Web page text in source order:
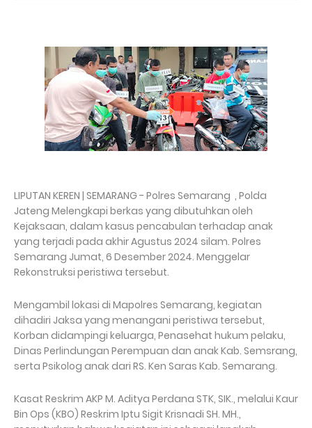
LIPUTAN KEREN | SEMARANG - Polres Semarang , Polda
Jateng Melengkapi berkas yang dibutuhkan oleh
Kejaksaan, dalam kasus pencabulan terhadap anak
yang terjadi pada akhir Agustus 2024 silam. Polres
Semarang Jumat, 6 Desember 2024. Menggelar
Rekonstruksi peristiwa tersebut.
Mengambil lokasi di Mapolres Semarang, kegiatan
dihadiri Jaksa yang menangani peristiwa tersebut,
Korban didampingi keluarga, Penasehat hukum pelaku,
Dinas Perlindungan Perempuan dan anak Kab. Semsrang,
serta Psikolog anak dari RS. Ken Saras Kab. Semarang.
Kasat Reskrim AKP M. Aditya Perdana STK, SIK., melalui Kaur
Bin Ops (KBO) Reskrim Iptu Sigit Krisnadi SH. MH.,